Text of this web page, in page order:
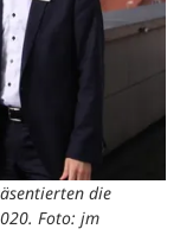
die
Foto: jm